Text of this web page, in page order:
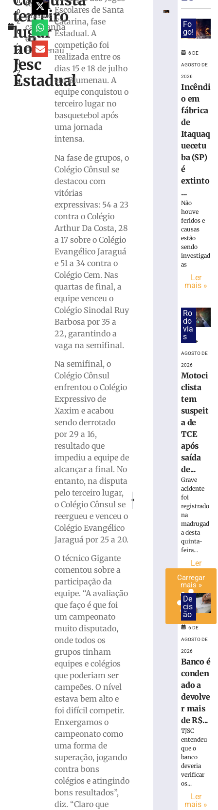
o
2
6
,
2
0
2
4
terceiro
lugar
nos
Jesc
Estadual
fez
grande
campanha
em
Blumenau
Escolares de Santa
Catarina, fase
Estadual. A
competição foi
realizada entre os
dias 15 e 18 de julho
em Blumenau. A
equipe conquistou o
terceiro lugar no
basquetebol após
uma jornada
intensa.
Na fase de grupos, o
Colégio Cônsul se
destacou com
vitórias
expressivas: 54 a 23
contra o Colégio
Arthur Da Costa, 28
a 17 sobre o Colégio
Evangélico Jaraguá
e 51 a 34 contra o
Colégio Cem. Nas
quartas de final, a
equipe venceu o
Colégio Sinodal Ruy
Barbosa por 35 a
22, garantindo a
vaga na semifinal.
Na semifinal, o
Colégio Cônsul
enfrentou o Colégio
Expressivo de
Xaxim e acabou
sendo derrotado
por 29 a 16,
resultado que
impediu a equipe de
alcançar a final. No
entanto, na disputa
pelo terceiro lugar,
o Colégio Cônsul se
reergueu e venceu o
Colégio Evangélico
Jaraguá por 25 a 20.
O técnico Gigante
comentou sobre a
participação da
equipe. “A avaliação
que faço é que foi
um campeonato
muito disputado,
onde todos os
grupos tinham
equipes e colégios
que poderiam ser
campeões. O nível
estava bem alto e
foi difícil competir.
Enxergamos o
campeonato como
uma forma de
superação, jogando
contra bons
colégios e atingindo
bons resultados”,
diz. “Claro que
Policia Civil Apreende 15
PRÓXIMO
SER Brusque representa Santa
durante
Copa
2027
agosto
Maiores
campeões,
Grêmio
vão
quartas
Copa
Brasil
agosto
mais
Bruscão
trabalha
olho
próximo
adversário
Brasileiro
Série
agosto
mais
Carregar
mais »
Fo
go!
6 DE
AGOSTO DE
2026
Incêndi
o em
fábrica
de
Itaquaq
uecetu
ba (SP)
é
extinto
...
Não
houve
feridos e
causas
estão
sendo
investigad
as
Ler
mais »
Ro
do
via
s
6 DE
AGOSTO DE
2026
Motoci
clista
tem
suspeit
a de
TCE
após
saída
de...
Grave
acidente
foi
registrado
na
madrugad
a desta
quinta-
feira...
Ler
mais »
De
cis
ão
6 DE
AGOSTO DE
2026
Banco é
conden
ado a
devolve
r mais
de R$...
TJSC
entendeu
que o
banco
deveria
verificar
os...
Ler
mais »